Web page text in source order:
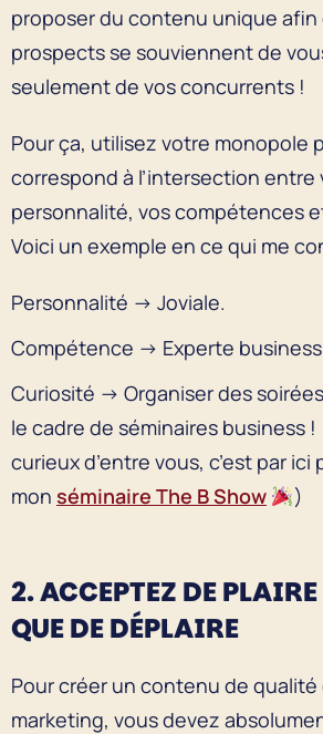
proposer du contenu unique afin
prospects se souviennent de
seulement de vos concurrents !
Pour ça, utilisez votre monopole
correspond à l’intersection entre
personnalité, vos compétences
Voici un exemple en ce qui me
Personnalité → Joviale.
Compétence → Experte
Curiosité → Organiser des
le cadre de séminaires business
curieux d’entre vous, c’est par
mon séminaire The B Show )
2. ACCEPTEZ DE
QUE DE DÉPLAIRE
Pour créer un contenu de qualité
marketing, vous devez